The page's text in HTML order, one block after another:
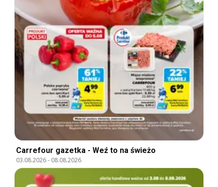
Carrefour gazetka - Weź to na świeżo
03.08.2026- 08.08.2026